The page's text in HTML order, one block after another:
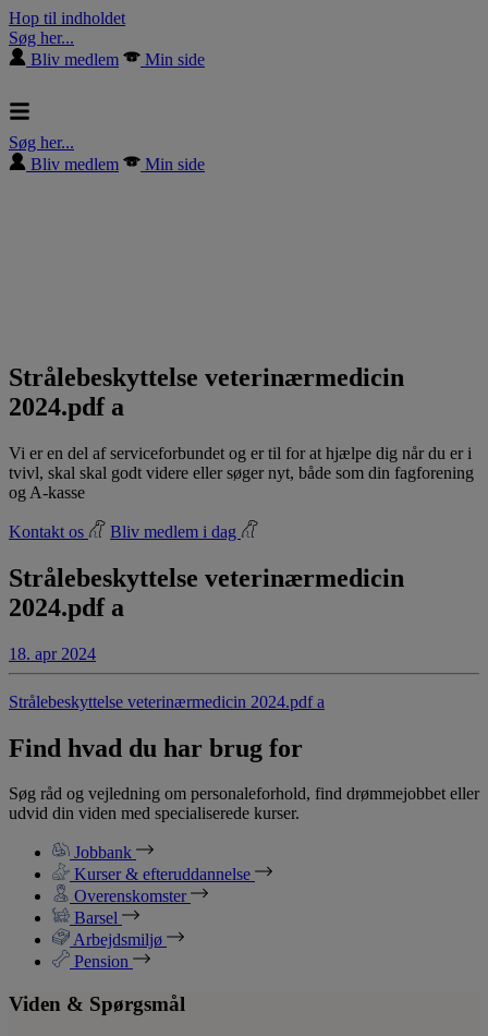
Hop til indholdet
Søg her...
Bliv medlem
Min side
Søg her...
Bliv medlem
Min side
Strålebeskyttelse veterinærmedicin
2024.pdf a
Vi er en del af serviceforbundet og er til for at hjælpe dig når du er i
tvivl, skal skal godt videre eller søger nyt, både som din fagforening
og A-kasse
Kontakt os Bliv medlem i dag
Strålebeskyttelse veterinærmedicin
2024.pdf a
18. apr 2024
Strålebeskyttelse veterinærmedicin 2024.pdf a
Find hvad du har brug for
Søg råd og vejledning om personaleforhold, find drømmejobbet eller
udvid din viden med specialiserede kurser.
Jobbank
Kurser & efteruddannelse
Overenskomster
Barsel
Arbejdsmiljø
Pension
Viden & Spørgsmål